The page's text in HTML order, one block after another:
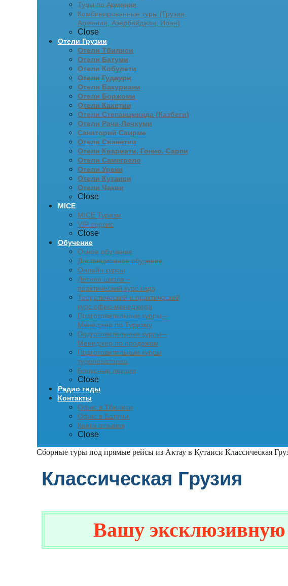
Туры по Армении
Комбинированные туры (Грузия,
Армения, Азербайджан, Иран)
Close
Отели Грузии
Отели Тбилиси
Отели Батуми
Отели Кобулети
Отели Гудаури
Отели Бакуриани
Отели Боржоми
Отели Кахетии
Отели Степанцминда (Казбеги)
Отели Рача-Лечхуми
Санаторий Саирме
Отели Сванетии
Отели Квариати, Гонио, Сарпи
Отели Самегрело
Отели Уреки
Отели Кутаиси
Отели Чакви
Close
MICE
MICE Туризм
VIP сервис
Close
Обучение
Очное обучение
Дистанционное обучение
Онлайн курсы
Летняя школа –
практический курс гида
Теоретический и практический
курс офис-менеджера
Подготовительные курсы –
Менеджер по Туризму
Подготовительные курсы –
Менеджер по продажам
Подготовительные курсы
туроператоров
Бонусные лекции
Close
Радио гиды
Контакты
Офис в Тбилиси
Офис в Батуми
Книга отзывов
Close
Сборные туры под прямые рейсы из Актау в Кутаиси Классическая
Классическая Грузия
Вашу эксклюзивную